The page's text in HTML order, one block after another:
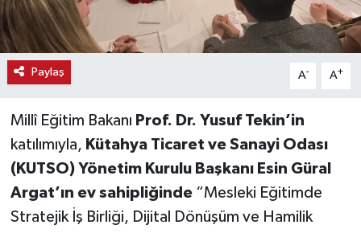
Paylaş A- A+
Millî Eğitim Bakanı Prof. Dr. Yusuf Tekin’in
katılımıyla, Kütahya Ticaret ve Sanayi Odası
(KUTSO) Yönetim Kurulu Başkanı Esin Güral
Argat’ın ev sahipliğinde“Mesleki Eğitimde
Stratejik İş Birliği, Dijital Dönüşüm ve Hamilik
Sağlık
Seri İlan
Siyaset
Spor
Teknoloji